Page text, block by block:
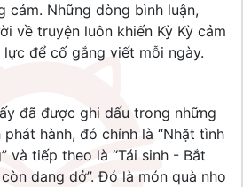
cảm. Những dòng bình luận,
về truyện luôn khiến Kỳ Kỳ cảm
để cố gắng viết mỗi ngày.
đã được ghi dấu trong những
hành, đó chính là “Nhặt tình
và tiếp theo là “Tái sinh - Bắt
dang dở”. Đó là món quà nho